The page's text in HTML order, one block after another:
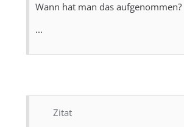
Wann hat man das aufgenommen?
...
Zitat